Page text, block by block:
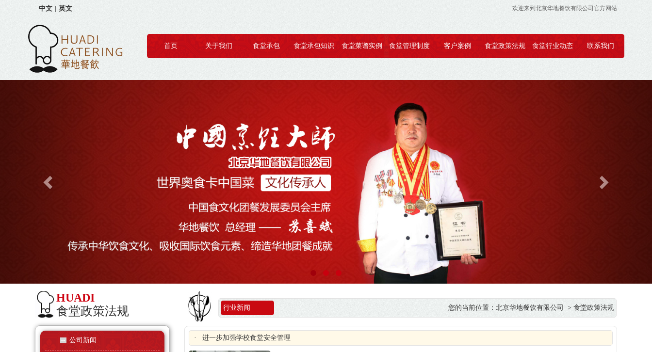
欢迎来到北京华地餐饮有限公司官方网站
中文 英文
首页 关于我们 食堂承包 食堂承包知识 食堂菜谱实例 食堂管理制度 客户案例 食堂政策法规 食堂行业动态 联系我们
HUADI
食堂政策法规
公司新闻
行业新闻 您的当前位置： 北京华地餐饮有限公司 > 食堂政策法规
· 进一步加强学校食堂安全管理